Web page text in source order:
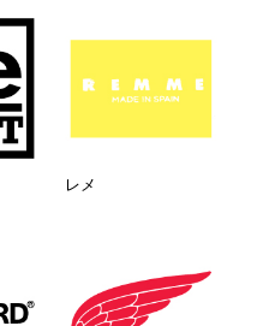
レメ